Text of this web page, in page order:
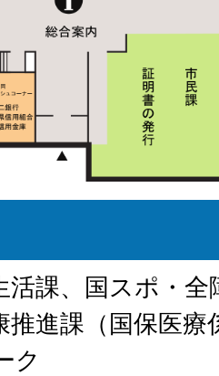
活課、国スポ・
推進課（国保医
ク